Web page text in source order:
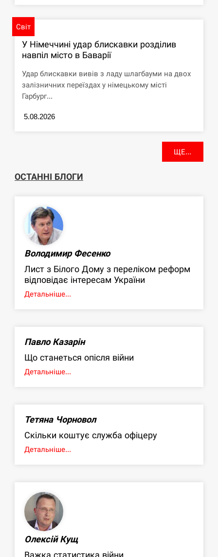
Світ
У Німеччині удар блискавки розділив
навпіл місто в Баварії
Удар блискавки вивів з ладу шлагбауми на двох
залізничних переїздах у німецькому місті
Гарбург...
5.08.2026
ЩЕ...
ОСТАННІ БЛОГИ
Володимир Фесенко
Лист з Білого Дому з переліком реформ
відповідає інтересам України
Детальніше...
Павло Казарін
Що станеться опісля війни
Детальніше...
Тетяна Чорновол
Скільки коштує служба офіцеру
Детальніше...
Олексій Кущ
Важка статистика війни